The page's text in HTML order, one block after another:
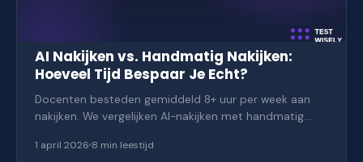
AI Nakijken vs. Handmatig Nakijken:
Hoeveel Tijd Bespaar Je Echt?
Docenten besteden gemiddeld 8+ uur per week aan
nakijken. We vergelijken AI-nakijken met handmatig
werkt, en wat de rol van de docent blijft.
1 april 2026 8 min leestijd